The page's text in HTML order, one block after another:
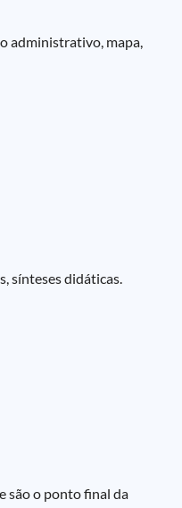
administrativo, mapa,
sínteses didáticas.
são o ponto final da